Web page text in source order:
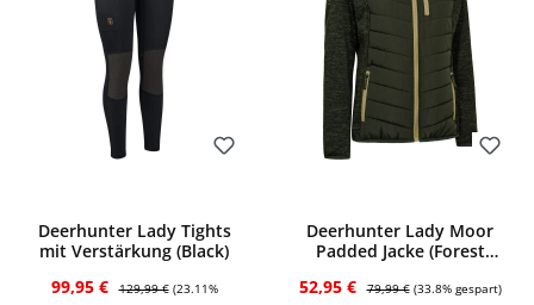
Deerhunter Lady Tights
mit Verstärkung (Black)
Verkaufspreis:
99,95 € Regulärer Preis:
129,99 € (23.11%
Deerhunter Lady Moor
Padded Jacke (Forest
Verkaufspreis:
52,95 € Regulärer Preis:
79,99 € (33.8% gespart)